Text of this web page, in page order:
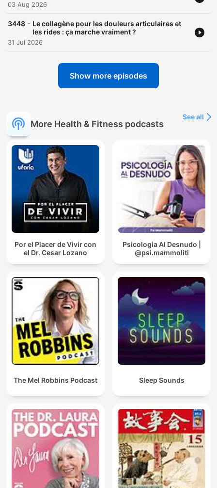
03 Aug 2026
3448 - Le collagène pour les douleurs articulaires et
les rides : ça marche vraiment ?
31 Jul 2026
Show more episodes
More Health & Fitness podcasts
See all
Por el Placer de Vivir con
el Dr. Cesar Lozano
Psicologia Al Desnudo |
@psi.mammoliti
The Mel Robbins Podcast Sleep Sounds